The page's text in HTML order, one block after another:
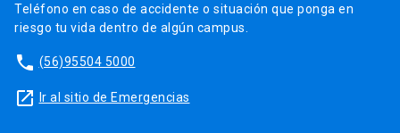
Teléfono en caso de accidente o situación que ponga en
riesgo tu vida dentro de algún campus.
phone (56)95504 5000
launch Ir al sitio de Emergencias